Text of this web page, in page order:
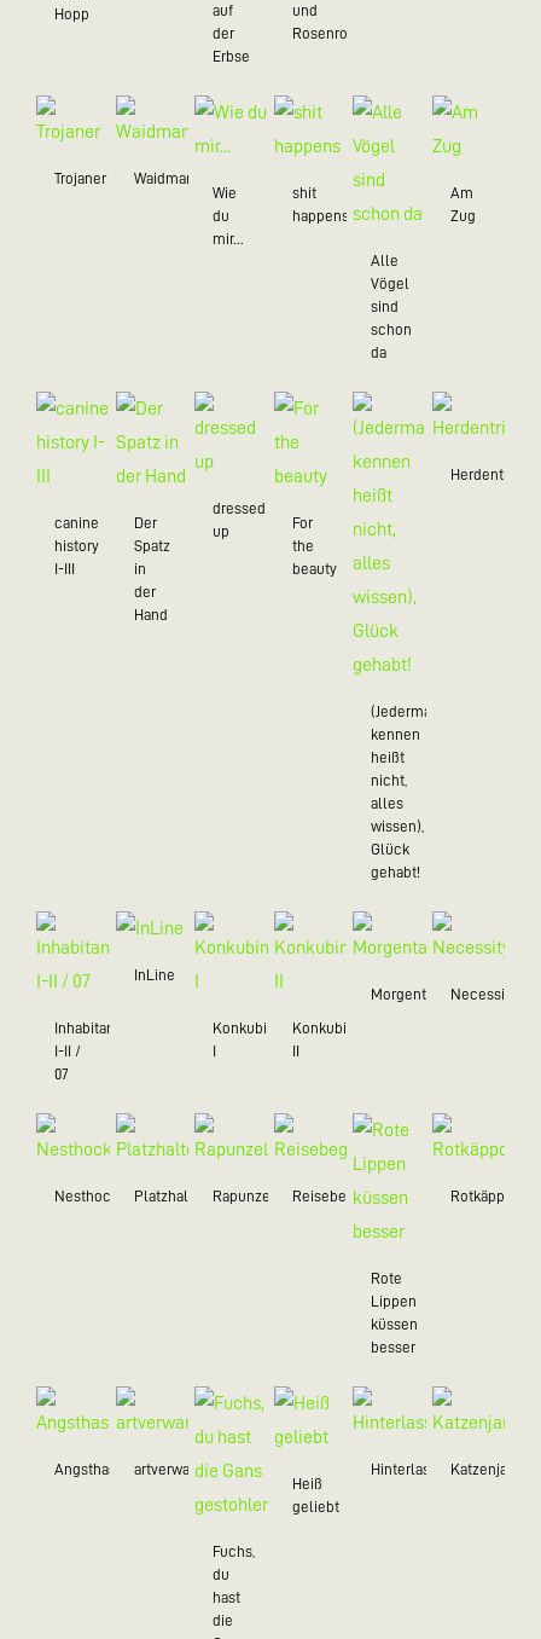
Hopp
auf
der
Erbse
und
Rosenrot
Trojaner
Waidmannsheil
Wie
du
mir...
shit
happens
Alle
Vögel
sind
schon
da
Am
Zug
canine
history
I-III
Der
Spatz
in
der
Hand
dressed
up
For
the
beauty
(Jedermann
kennen
heißt
nicht,
alles
wissen),
Glück
gehabt!
Herdentrieb
Inhabitant
I-II /
07
InLine
Konkubine
I
Konkubine
II
Morgentau Necessity
Nesthocker Platzhalter Rapunzel Reisebegleiter
Rote
Lippen
küssen
besser
Rotkäppchen
Angsthasen artverwandt
Fuchs,
du
hast
die
Heiß
geliebt
Hinterlassenschaft